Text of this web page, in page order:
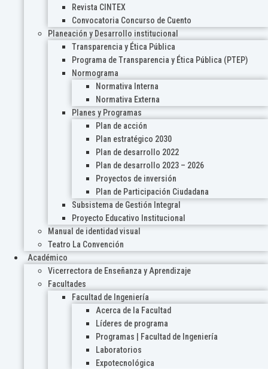
Revista CINTEX
Convocatoria Concurso de Cuento
Planeación y Desarrollo institucional
Transparencia y Ética Pública
Programa de Transparencia y Ética Pública (PTEP)
Normograma
Normativa Interna
Normativa Externa
Planes y Programas
Plan de acción
Plan estratégico 2030
Plan de desarrollo 2022
Plan de desarrollo 2023 – 2026
Proyectos de inversión
Plan de Participación Ciudadana
Subsistema de Gestión Integral
Proyecto Educativo Institucional
Manual de identidad visual
Teatro La Convención
Académico
Vicerrectora de Enseñanza y Aprendizaje
Facultades
Facultad de Ingeniería
Acerca de la Facultad
Líderes de programa
Programas | Facultad de Ingeniería
Laboratorios
Expotecnológica